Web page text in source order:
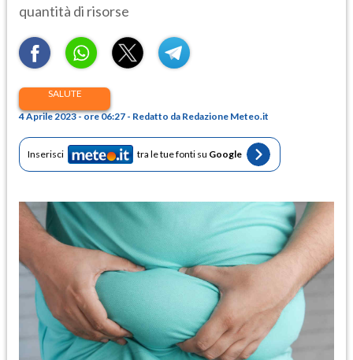
quantità di risorse
SALUTE
4 Aprile 2023 - ore 06:27 - Redatto da Redazione Meteo.it
Inserisci tra le tue fonti su Google